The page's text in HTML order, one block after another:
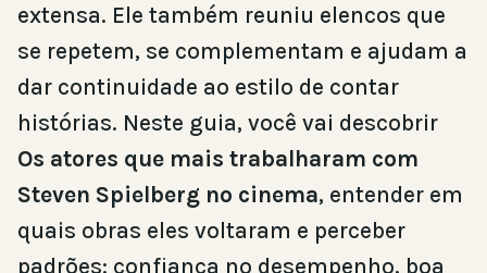
extensa. Ele também reuniu elencos que
se repetem, se complementam e ajudam a
dar continuidade ao estilo de contar
histórias. Neste guia, você vai descobrir
Os atores que mais trabalharam com
Steven Spielberg no cinema, entender em
quais obras eles voltaram e perceber
padrões: confiança no desempenho, boa